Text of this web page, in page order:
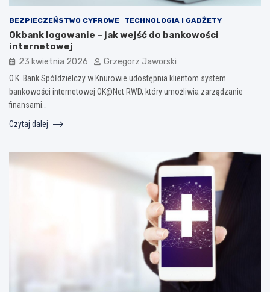
BEZPIECZEŃSTWO CYFROWE TECHNOLOGIA I GADŻETY
Okbank logowanie – jak wejść do bankowości
internetowej
23 kwietnia 2026 Grzegorz Jaworski
O.K. Bank Spółdzielczy w Knurowie udostępnia klientom system
bankowości internetowej OK@Net RWD, który umożliwia zarządzanie
finansami…
Czytaj dalej